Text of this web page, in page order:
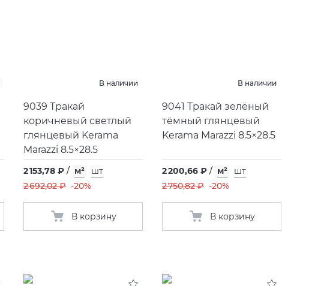
В наличии
9039 Тракай
коричневый светлый
глянцевый Kerama
Marazzi 8.5×28.5
2 153,78 ₽ / м²
шт
2 692,02 ₽ -20%
В корзину
В наличии
9041 Тракай зелёный
тёмный глянцевый
Kerama Marazzi 8.5×28.5
2 200,66 ₽ / м²
шт
2 750,82 ₽ -20%
В корзину